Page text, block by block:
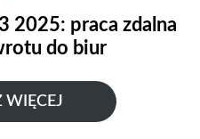
2025: praca zdalna
do biur
WIĘCEJ